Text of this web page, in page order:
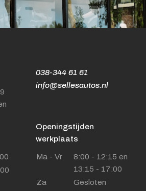
038-344 61 61
info@sellesautos.nl
Openingstijden
werkplaats
Ma - Vr
8:00 - 12:15 en
13:15 - 17:00
Za
Gesloten